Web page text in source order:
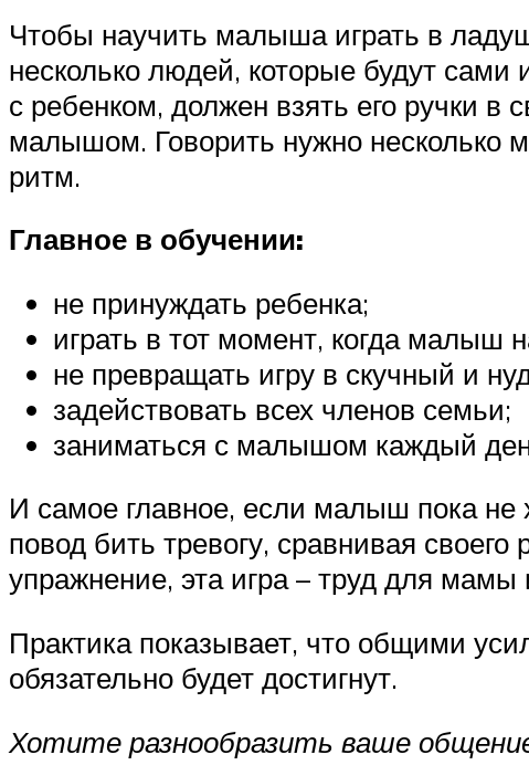
Чтобы научить малыша играть в
несколько людей, которые будут сами
с ребенком, должен взять его ручки
малышом. Говорить нужно несколько
ритм.
Главное в обучении:
не принуждать ребенка;
играть в тот момент, когда малыш
не превращать игру в скучный и
задействовать всех членов семьи;
заниматься с малышом каждый
И самое главное, если малыш пока не
повод бить тревогу, сравнивая
упражнение, эта игра – труд для мамы
Практика показывает, что общими
обязательно будет достигнут.
Хотите разнообразить ваше